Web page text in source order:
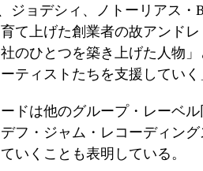
ジョデシィ、ノトーリアス
て上げた創業者の故アンド
のひとつを築き上げた人物
ティストたちを支援していく
ドは他のグループ・レーベ
フ・ジャム・レコーディン
いくことも表明している。